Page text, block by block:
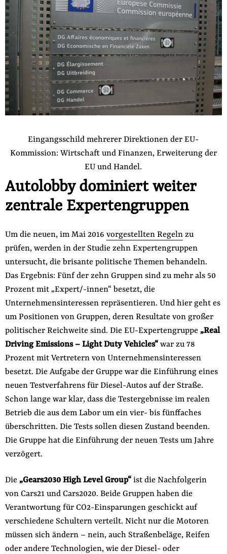
Eingangsschild mehrerer Direktionen der EU-
Kommission: Wirtschaft und Finanzen, Erweiterung der
EU und Handel.
Autolobby dominiert weiter
zentrale Expertengruppen
Um die neuen, im Mai 2016 vorgestellten Regelnzu
prüfen, werden in der Studie zehn Expertengruppen
untersucht, die brisante politische Themen behandeln.
Das Ergebnis: Fünf der zehn Gruppen sind zu mehr als 50
Prozent mit „Expert/-innen“ besetzt, die
Unternehmensinteressen repräsentieren. Und hier geht es
um Positionen von Gruppen, deren Resultate von großer
politischer Reichweite sind. Die EU-Expertengruppe „Real
Driving Emissions – Light Duty Vehicles“war zu 78
Prozent mit Vertretern von Unternehmensinteressen
besetzt. Die Aufgabe der Gruppe war die Einführung eines
neuen Testverfahrens für Diesel-Autos auf der Straße.
Schon lange war klar, dass die Testergebnisse im realen
Betrieb die aus dem Labor um ein vier- bis fünffaches
überschritten. Die Tests sollen diesen Zustand beenden.
Die Gruppe hat die Einführung der neuen Tests um Jahre
verzögert.
Die „Gears2030 High Level Group“ist die Nachfolgerin
von Cars21 und Cars2020. Beide Gruppen haben die
Verantwortung für CO2-Einsparungen geschickt auf
verschiedene Schultern verteilt. Nicht nur die Motoren
müssen sich ändern – nein, auch Straßenbeläge, Reifen
oder andere Technologien, wie der Diesel- oder